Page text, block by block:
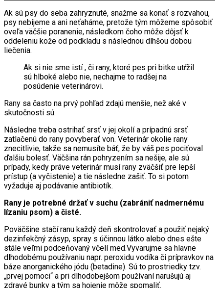
Ak sú psy do seba zahryznuté, snažme sa konať s rozvahou,
psy nebijeme a ani neťaháme, pretože tým môžeme spôsobiť
oveľa väčšie poranenie, následkom čoho môže dôjsť k
oddeleniu kože od podkladu s následnou dlhšou dobou
liečenia.
Ak si nie sme istí , či rany, ktoré pes pri bitke utŕžil
sú hlboké alebo nie, nechajme to radšej na
posúdenie veterinárovi.
Rany sa často na prvý pohľad zdajú menšie, než aké v
skutočnosti sú.
Následne treba ostrihať srsť v jej okolí a prípadnú srsť
zatlačenú do rany povyberať von. Veterinár okolie rany
znecitlivie, takže sa nemusíte báť, že by váš pes pociťoval
ďalšiu bolesť. Väčšina rán pohryzením sa nešije, ale sú
prípady, kedy práve veterinár musí rany zväčšiť pre lepší
prístup (a vyčistenie) a tie následne zašiť. To si potom
vyžaduje aj podávanie antibiotík.
Rany je potrebné držať v suchu (zabrániť nadmernému
lízaniu psom) a čisté.
Poväčšine stačí ranu každý deň skontrolovať a použiť nejaký
dezinfekčný zásyp, spray s účinnou látko alebo dnes ešte
stále veľmi podceňovaný včelí med.Vyvarujme sa hlavne
dlhodobému používaniu napr. peroxidu vodíka či prípravkov na
báze anorganického jódu (betadine). Sú to prostriedky tzv.
„prvej pomoci“ a pri dlhodobejšom používaní narušujú aj
zdravé bunky a tým sa hojenie môže spomaliť.